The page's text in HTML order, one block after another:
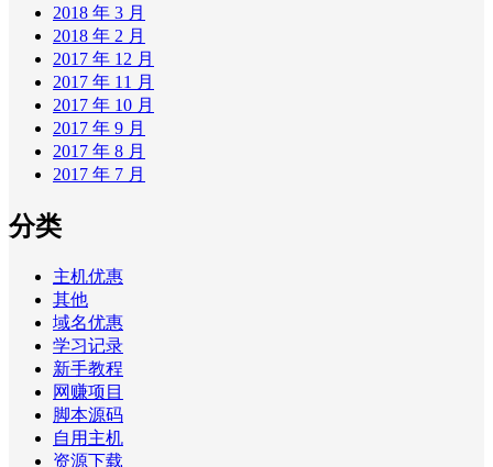
2018 年 3 月
2018 年 2 月
2017 年 12 月
2017 年 11 月
2017 年 10 月
2017 年 9 月
2017 年 8 月
2017 年 7 月
分类
主机优惠
其他
域名优惠
学习记录
新手教程
网赚项目
脚本源码
自用主机
资源下载